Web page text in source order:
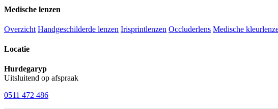
Medische lenzen
Overzicht Handgeschilderde lenzen Irisprintlenzen Occluderlens Medische
Locatie
Hurdegaryp
Uitsluitend op afspraak
0511 472 486